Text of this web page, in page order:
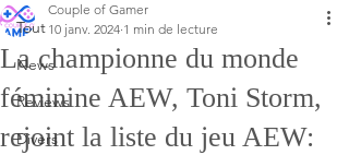
Tout
News
Reviews
Divers
La championne du monde
féminine AEW, Toni Storm,
rejoint la liste du jeu AEW:
Couple of Gamer
10 janv. 2024 1 min de lecture